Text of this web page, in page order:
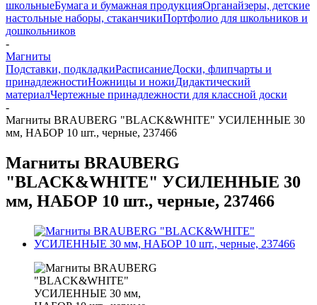
школьныеБумага и бумажная продукцияОрганайзеры, детские
настольные наборы, стаканчикиПортфолио для школьников и
дошкольников
-
Магниты
Подставки, подкладкиРасписаниеДоски, флипчарты и
принадлежностиНожницы и ножиДидактический
материалЧертежные принадлежности для классной доски
-
Магниты BRAUBERG "BLACK&WHITE" УСИЛЕННЫЕ 30
мм, НАБОР 10 шт., черные, 237466
Магниты BRAUBERG
"BLACK&WHITE" УСИЛЕННЫЕ 30
мм, НАБОР 10 шт., черные, 237466